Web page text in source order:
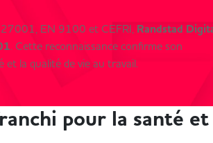
EN 9100 et CEFRI, Randstad
. Cette reconnaissance confirme son
la qualité de vie au travail.
pour la santé et